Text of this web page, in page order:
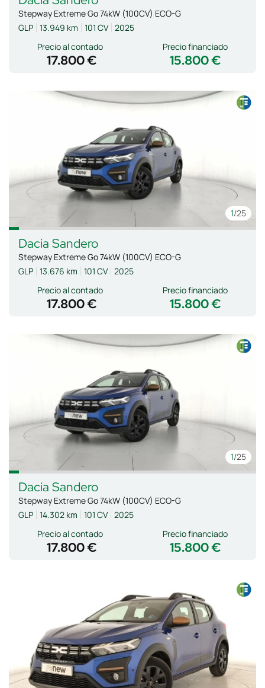
Stepway Extreme Go 74kW (100CV) ECO-G
GLP 13.949 km 101 CV 2025
Precio al contado
17.800 € 15.800 €
Precio financiado
1/25
Dacia Sandero
Stepway Extreme Go 74kW (100CV) ECO-G
GLP 13.676 km 101 CV 2025
Precio al contado
17.800 € 15.800 €
Precio financiado
1/25
Dacia Sandero
Stepway Extreme Go 74kW (100CV) ECO-G
GLP 14.302 km 101 CV 2025
Precio al contado
17.800 € 15.800 €
Precio financiado